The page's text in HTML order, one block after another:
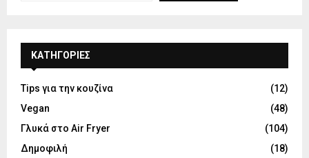
KΑΤΗΓΟΡΊΕΣ
Tips για την κουζίνα
(12)
Vegan
(48)
Γλυκά στο Air Fryer
(104)
Δημοφιλή
(18)